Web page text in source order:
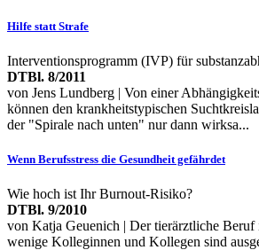
Hilfe statt Strafe
Interventionsprogramm (IVP) für
DTBl. 8/2011
von Jens Lundberg | Von einer
können den krankheitstypischen
der "Spirale nach unten" nur dann wirksa...
Wenn Berufsstress die Gesundheit gefährdet
Wie hoch ist Ihr Burnout-Risiko?
DTBl. 9/2010
von Katja Geuenich | Der tierärztliche Beruf
wenige Kolleginnen und Kollegen sind